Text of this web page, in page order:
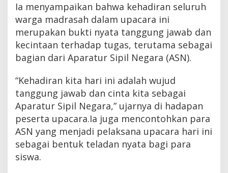
Ia menyampaikan bahwa kehadiran seluruh
warga madrasah dalam upacara ini
merupakan bukti nyata tanggung jawab dan
kecintaan terhadap tugas, terutama sebagai
bagian dari Aparatur Sipil Negara (ASN).
“Kehadiran kita hari ini adalah wujud
tanggung jawab dan cinta kita sebagai
Aparatur Sipil Negara,” ujarnya di hadapan
peserta upacara.Ia juga mencontohkan para
ASN yang menjadi pelaksana upacara hari ini
sebagai bentuk teladan nyata bagi para
siswa.